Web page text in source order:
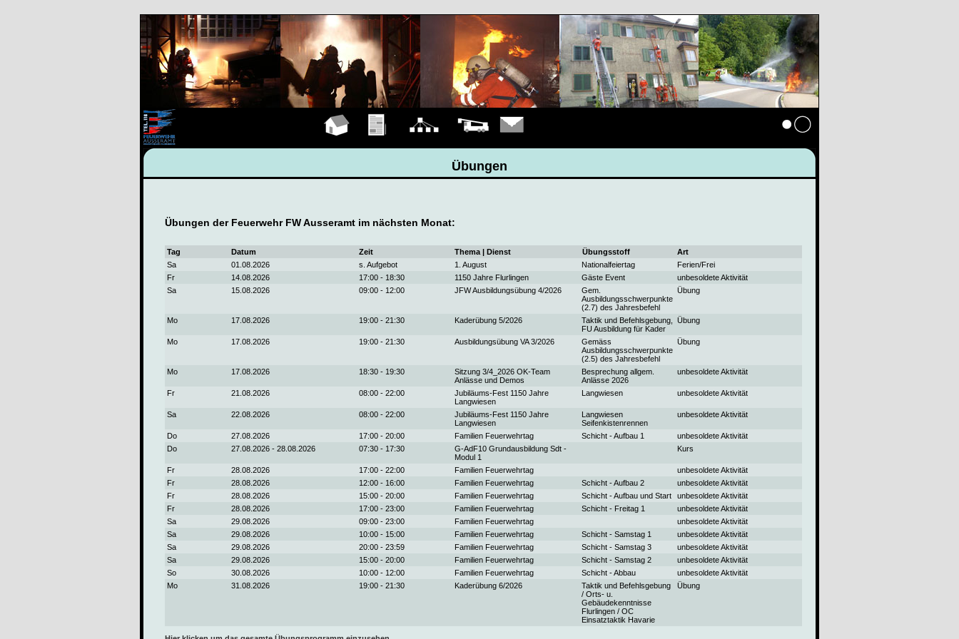
Übungen
Übungen der Feuerwehr FW Ausseramt im nächsten Monat:
Tag Datum Zeit Thema | Dienst Übungsstoff
Art
Sa
01.08.2026 s. Aufgebot 1. August Nationalfeiertag
Ferien/Frei
Fr
14.08.2026 17:00 - 18:30 1150 Jahre Flurlingen Gäste Event
unbesoldete Aktivität
Sa
15.08.2026 09:00 - 12:00 JFW Ausbildungsübung 4/2026
Gem.
Ausbildungsschwerpunkte
(2.7) des Jahresbefehl
Übung
Mo 17.08.2026 19:00 - 21:30 Kaderübung 5/2026
Taktik und Befehlsgebung,
FU Ausbildung für Kader
Übung
Mo 17.08.2026 19:00 - 21:30 Ausbildungsübung VA 3/2026
Gemäss
Ausbildungsschwerpunkte
(2.5) des Jahresbefehl
Übung
Mo 17.08.2026 18:30 - 19:30
Sitzung 3/4_2026 OK-Team
Anlässe und Demos
Besprechung allgem.
Anlässe 2026
unbesoldete Aktivität
Fr 21.08.2026 08:00 - 22:00
Jubiläums-Fest 1150 Jahre
Langwiesen
Langwiesen unbesoldete Aktivität
Sa 22.08.2026 08:00 - 22:00
Jubiläums-Fest 1150 Jahre
Langwiesen
Langwiesen
Seifenkistenrennen
unbesoldete Aktivität
Do 27.08.2026 17:00 - 20:00 Familien Feuerwehrtag Schicht - Aufbau 1
unbesoldete Aktivität
Do
27.08.2026 - 28.08.2026 07:30 - 17:30
G-AdF10 Grundausbildung Sdt -
Modul 1
Kurs
Fr 28.08.2026 17:00 - 22:00 Familien Feuerwehrtag
unbesoldete Aktivität
Fr
28.08.2026 12:00 - 16:00 Familien Feuerwehrtag Schicht - Aufbau 2
unbesoldete Aktivität
Fr
28.08.2026 15:00 - 20:00 Familien Feuerwehrtag Schicht - Aufbau und Start
unbesoldete Aktivität
Fr
28.08.2026 17:00 - 23:00 Familien Feuerwehrtag Schicht - Freitag 1
unbesoldete Aktivität
Sa
29.08.2026 09:00 - 23:00 Familien Feuerwehrtag
unbesoldete Aktivität
Sa
29.08.2026 10:00 - 15:00 Familien Feuerwehrtag Schicht - Samstag 1
unbesoldete Aktivität
Sa
29.08.2026 20:00 - 23:59 Familien Feuerwehrtag Schicht - Samstag 3
unbesoldete Aktivität
Sa
29.08.2026 15:00 - 20:00 Familien Feuerwehrtag Schicht - Samstag 2
unbesoldete Aktivität
So
30.08.2026 10:00 - 12:00 Familien Feuerwehrtag Schicht - Abbau
unbesoldete Aktivität
Mo
31.08.2026 19:00 - 21:30 Kaderübung 6/2026
Taktik und Befehlsgebung
/ Orts- u.
Gebäudekenntnisse
Flurlingen / OC
Einsatztaktik Havarie
Übung